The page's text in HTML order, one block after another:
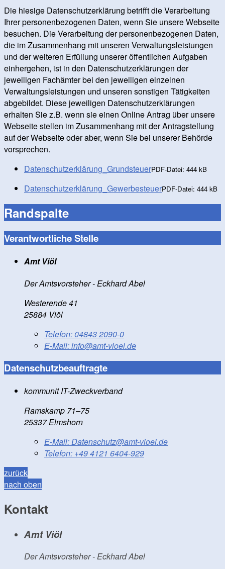
Die hiesige Datenschutzerklärung betrifft die Verarbeitung
Ihrer personenbezogenen Daten, wenn Sie unsere Webseite
besuchen. Die Verarbeitung der personenbezogenen Daten,
die im Zusammenhang mit unseren Verwaltungsleistungen
und der weiteren Erfüllung unserer öffentlichen Aufgaben
einhergehen, ist in den Datenschutzerklärungen der
jeweiligen Fachämter bei den jeweiligen einzelnen
Verwaltungsleistungen und unseren sonstigen Tätigkeiten
abgebildet. Diese jeweiligen Datenschutzerklärungen
erhalten Sie z.B. wenn sie einen Online Antrag über unsere
Webseite stellen im Zusammenhang mit der Antragstellung
auf der Webseite oder aber, wenn Sie bei unserer Behörde
vorsprechen.
Datenschutzerklärung_GrundsteuerPDF-Datei: 444 kB
Datenschutzerklärung_GewerbesteuerPDF-Datei: 444 kB
Randspalte
Verantwortliche Stelle
Amt Viöl
Der Amtsvorsteher - Eckhard Abel
Westerende 41
25884 Viöl
Telefon: 04843 2090-0
E-Mail:info@amt-vioel.de
Datenschutzbeauftragte
kommunit IT-Zweckverband
Ramskamp 71–75
25337 Elmshorn
E-Mail:Datenschutz@amt-vioel.de
Telefon: +49 4121 6404-929
zurück
nach oben
Kontakt
Amt Viöl
Der Amtsvorsteher - Eckhard Abel